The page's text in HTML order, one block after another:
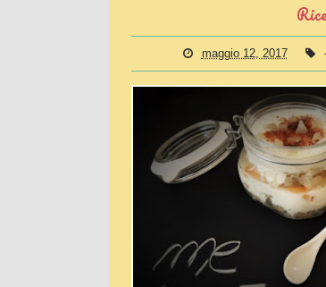
maggio 12, 2017